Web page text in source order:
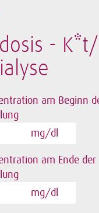
-
am Beginn
mg/dl
am Ende der
mg/dl